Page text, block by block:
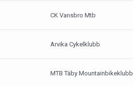
CK Vansbro Mtb
Arvika Cykelklubb
MTB Täby Mountainbikeklubb